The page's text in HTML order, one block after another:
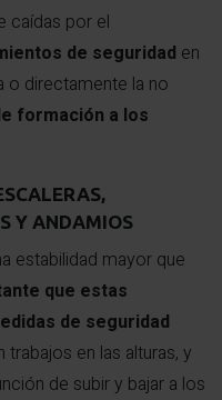
caídas por el
de seguridad en
o directamente la no
formación a los
Y ANDAMIOS
estabilidad mayor que
que estas
de seguridad
en las alturas, y
de subir y bajar a los